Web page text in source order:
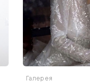
Галерея